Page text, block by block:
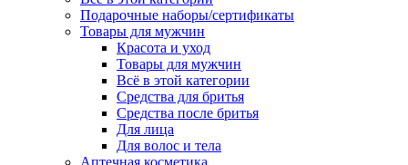
Подарочные наборы/сертификаты
Товары для мужчин
Красота и уход
Товары для мужчин
Всё в этой категории
Средства для бритья
Средства после бритья
Для лица
Для волос и тела
Аптечная косметика